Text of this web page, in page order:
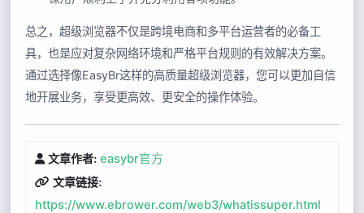
总之，超级浏览器不仅是跨境电商和多平台运营者的必备工
具，也是应对复杂网络环境和严格平台规则的有效解决方案。
通过选择像EasyBr这样的高质量超级浏览器，您可以更加自信
地开展业务，享受更高效、更安全的操作体验。
文章作者: easybr官方
文章链接:
https://www.ebrower.com/web3/whatissuper.html